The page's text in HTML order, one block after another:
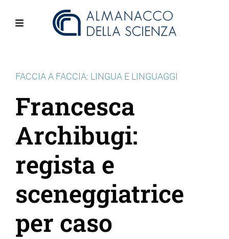
FACCIA A FACCIA: LINGUA E LINGUAGGI
Francesca
Archibugi:
regista e
sceneggiatrice
per caso